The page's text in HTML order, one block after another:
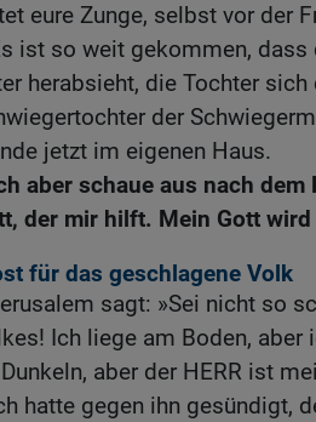
eure Zunge, selbst vor der
ist so weit gekommen, dass
herabsieht, die Tochter
der
jetzt im eigenen Haus.
aber schaue aus nach dem
der mir hilft. Mein Gott
für das geschlagene Volk
sagt: »Sei nicht so
Ich liege am Boden,
aber der HERR ist
hatte gegen ihn gesündigt,